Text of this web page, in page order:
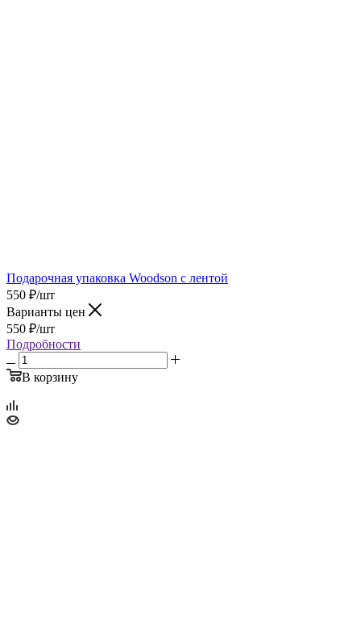
Подарочная упаковка Woodson с лентой
550 ₽/шт
Варианты цен
550 ₽/шт
Подробности
В корзину